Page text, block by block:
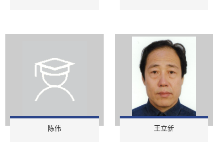
陈伟 王立新